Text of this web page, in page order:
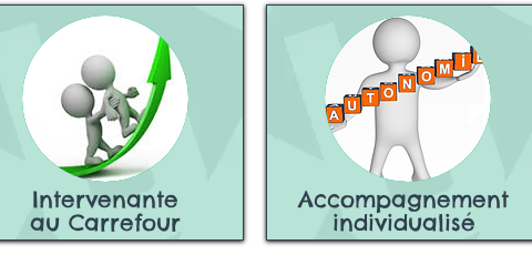
Intervenante
au Carrefour
Accompagnement
individualisé